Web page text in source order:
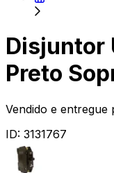
Disjuntor
Preto
Vendido e entregue
ID: 3131767